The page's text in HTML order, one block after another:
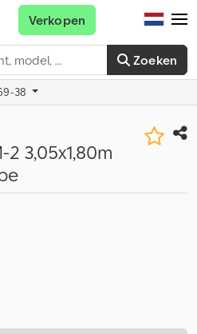
Zoeken
Verkopen
38
3,05x1,80m